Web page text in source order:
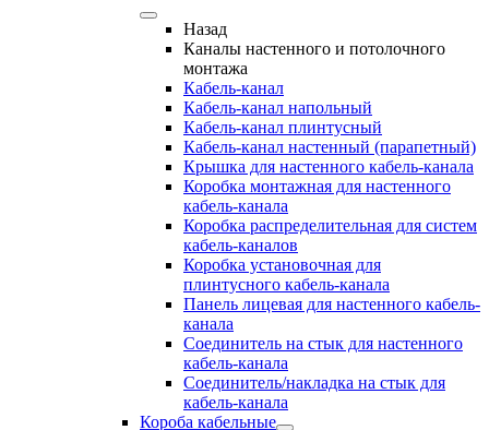
Назад
Каналы настенного и потолочного
монтажа
Кабель-канал
Кабель-канал напольный
Кабель-канал плинтусный
Кабель-канал настенный (парапетный)
Крышка для настенного кабель-канала
Коробка монтажная для настенного
кабель-канала
Коробка распределительная для систем
кабель-каналов
Коробка установочная для
плинтусного кабель-канала
Панель лицевая для настенного кабель-
канала
Соединитель на стык для настенного
кабель-канала
Соединитель/накладка на стык для
кабель-канала
Короба кабельные